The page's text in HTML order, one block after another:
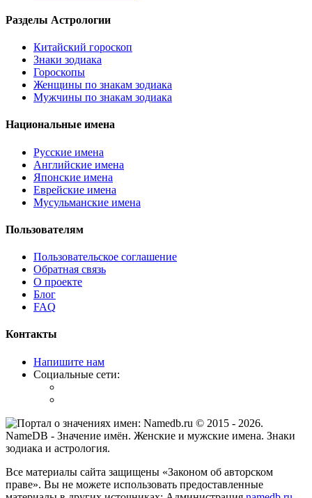
Разделы Астрологии
Китайский гороскоп
Знаки зодиака
Гороскопы
Женщины по знакам зодиака
Мужчины по знакам зодиака
Национальные имена
Русские имена
Английские имена
Японские имена
Еврейские имена
Мусульманские имена
Пользователям
Пользовательское соглашение
Обратная связь
О проекте
Блог
FAQ
Контакты
Напишите нам
Социальные сети:
© 2015 - 2026.
NameDB - Значение имён. Женские и мужские имена. Знаки
зодиака и астрология.
Все материалы сайта защищены «Законом об авторском
праве». Вы не можете использовать предоставленные